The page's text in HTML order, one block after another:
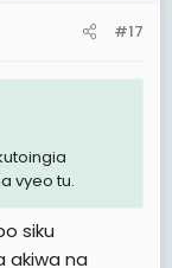
#17
vyeo tu.
siku
akiwa na